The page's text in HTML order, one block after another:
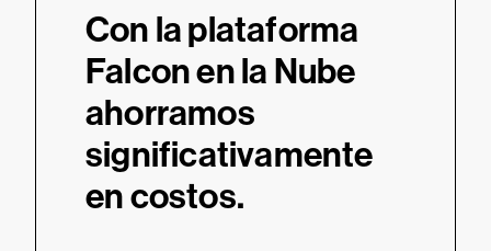
Con la plataforma
Falcon en la Nube
ahorramos
significativamente
en costos.